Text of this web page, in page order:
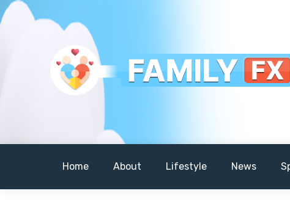
Skip
to
Familyfx
Your Daily Dose of Family Wisdom
Home About Lifestyle News